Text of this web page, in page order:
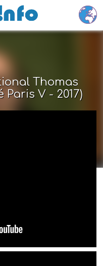
principal
Thomas
V - 2017)